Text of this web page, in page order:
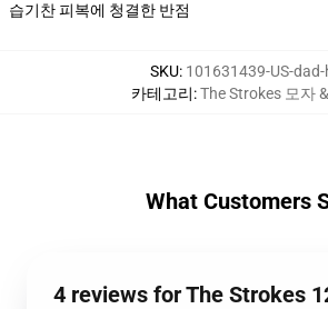
습기찬 피복에 청결한 반점
SKU: 101631439-US-
카테고리:The Strokes 모자
What Customers
4 reviews for The Strokes